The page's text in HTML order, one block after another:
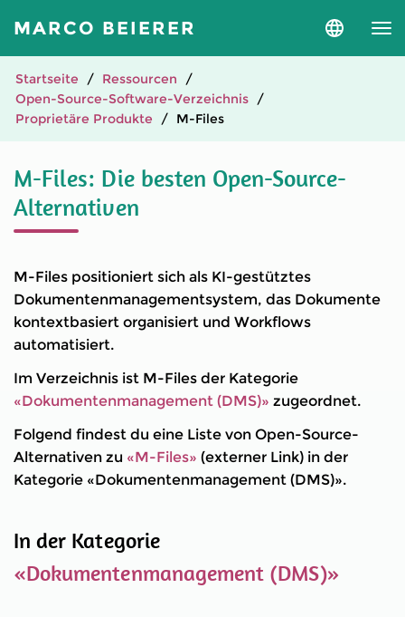
MARCO BEIERER
Sprache
Startseite
Ressourcen
Open-Source-Software-Verzeichnis
Proprietäre Produkte
M-Files
M-Files: Die besten Open-Source-
Alternativen
M-Files positioniert sich als KI-gestütztes
Dokumentenmanagementsystem, das Dokumente
kontextbasiert organisiert und Workflows
automatisiert.
Im Verzeichnis ist M-Files der Kategorie
«Dokumentenmanagement (DMS)» zugeordnet.
Folgend findest du eine Liste von Open-Source-
Alternativen zu «M-Files» (externer Link) in der
Kategorie «Dokumentenmanagement (DMS)».
In der Kategorie
«Dokumentenmanagement (DMS)»